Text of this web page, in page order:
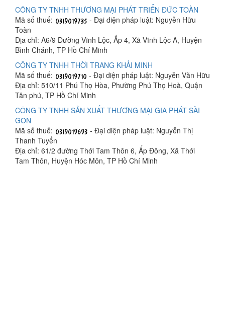
CÔNG TY TNHH THƯƠNG MẠI PHÁT TRIỂN ĐỨC TOÀN
Mã số thuế:
- Đại diện pháp luật: Nguyễn Hữu
Toàn
Địa chỉ: A6/9 Đường Vĩnh Lộc, Ấp 4, Xã Vĩnh Lộc A, Huyện
Bình Chánh, TP Hồ Chí Minh
CÔNG TY TNHH THỜI TRANG KHẢI MINH
Mã số thuế:
- Đại diện pháp luật: Nguyễn Văn Hữu
Địa chỉ: 510/11 Phú Thọ Hòa, Phường Phú Thọ Hoà, Quận
Tân phú, TP Hồ Chí Minh
CÔNG TY TNHH SẢN XUẤT THƯƠNG MẠI GIA PHÁT SÀI
GÒN
Mã số thuế:
- Đại diện pháp luật: Nguyễn Thị
Thanh Tuyển
Địa chỉ: 61/2 đường Thới Tam Thôn 6, Ấp Đông, Xã Thới
Tam Thôn, Huyện Hóc Môn, TP Hồ Chí Minh